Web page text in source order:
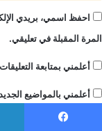
احفظ اسمي، بريدي
المرة المقبلة في تعليقي.
أعلمني بمتابعة
أعلمني بالمواضيع